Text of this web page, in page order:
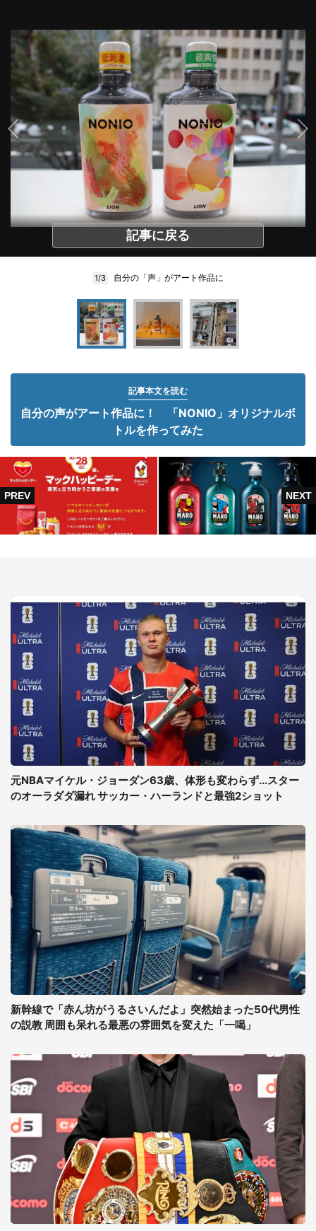
記事に戻る
1/3 自分の「声」がアート作品に
記事本文を読む
自分の声がアート作品に！ 「NONIO」オリジナルボ
トルを作ってみた
元NBAマイケル・ジョーダン63歳、体形も変わらず...スター
のオーラダダ漏れ サッカー・ハーランドと最強2ショット
新幹線で「赤ん坊がうるさいんだよ」突然始まった50代男性
の説教 周囲も呆れる最悪の雰囲気を変えた「一喝」